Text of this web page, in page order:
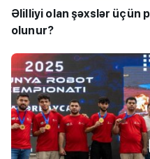
Əlilliyi olan şəxslər üçün
olunur?